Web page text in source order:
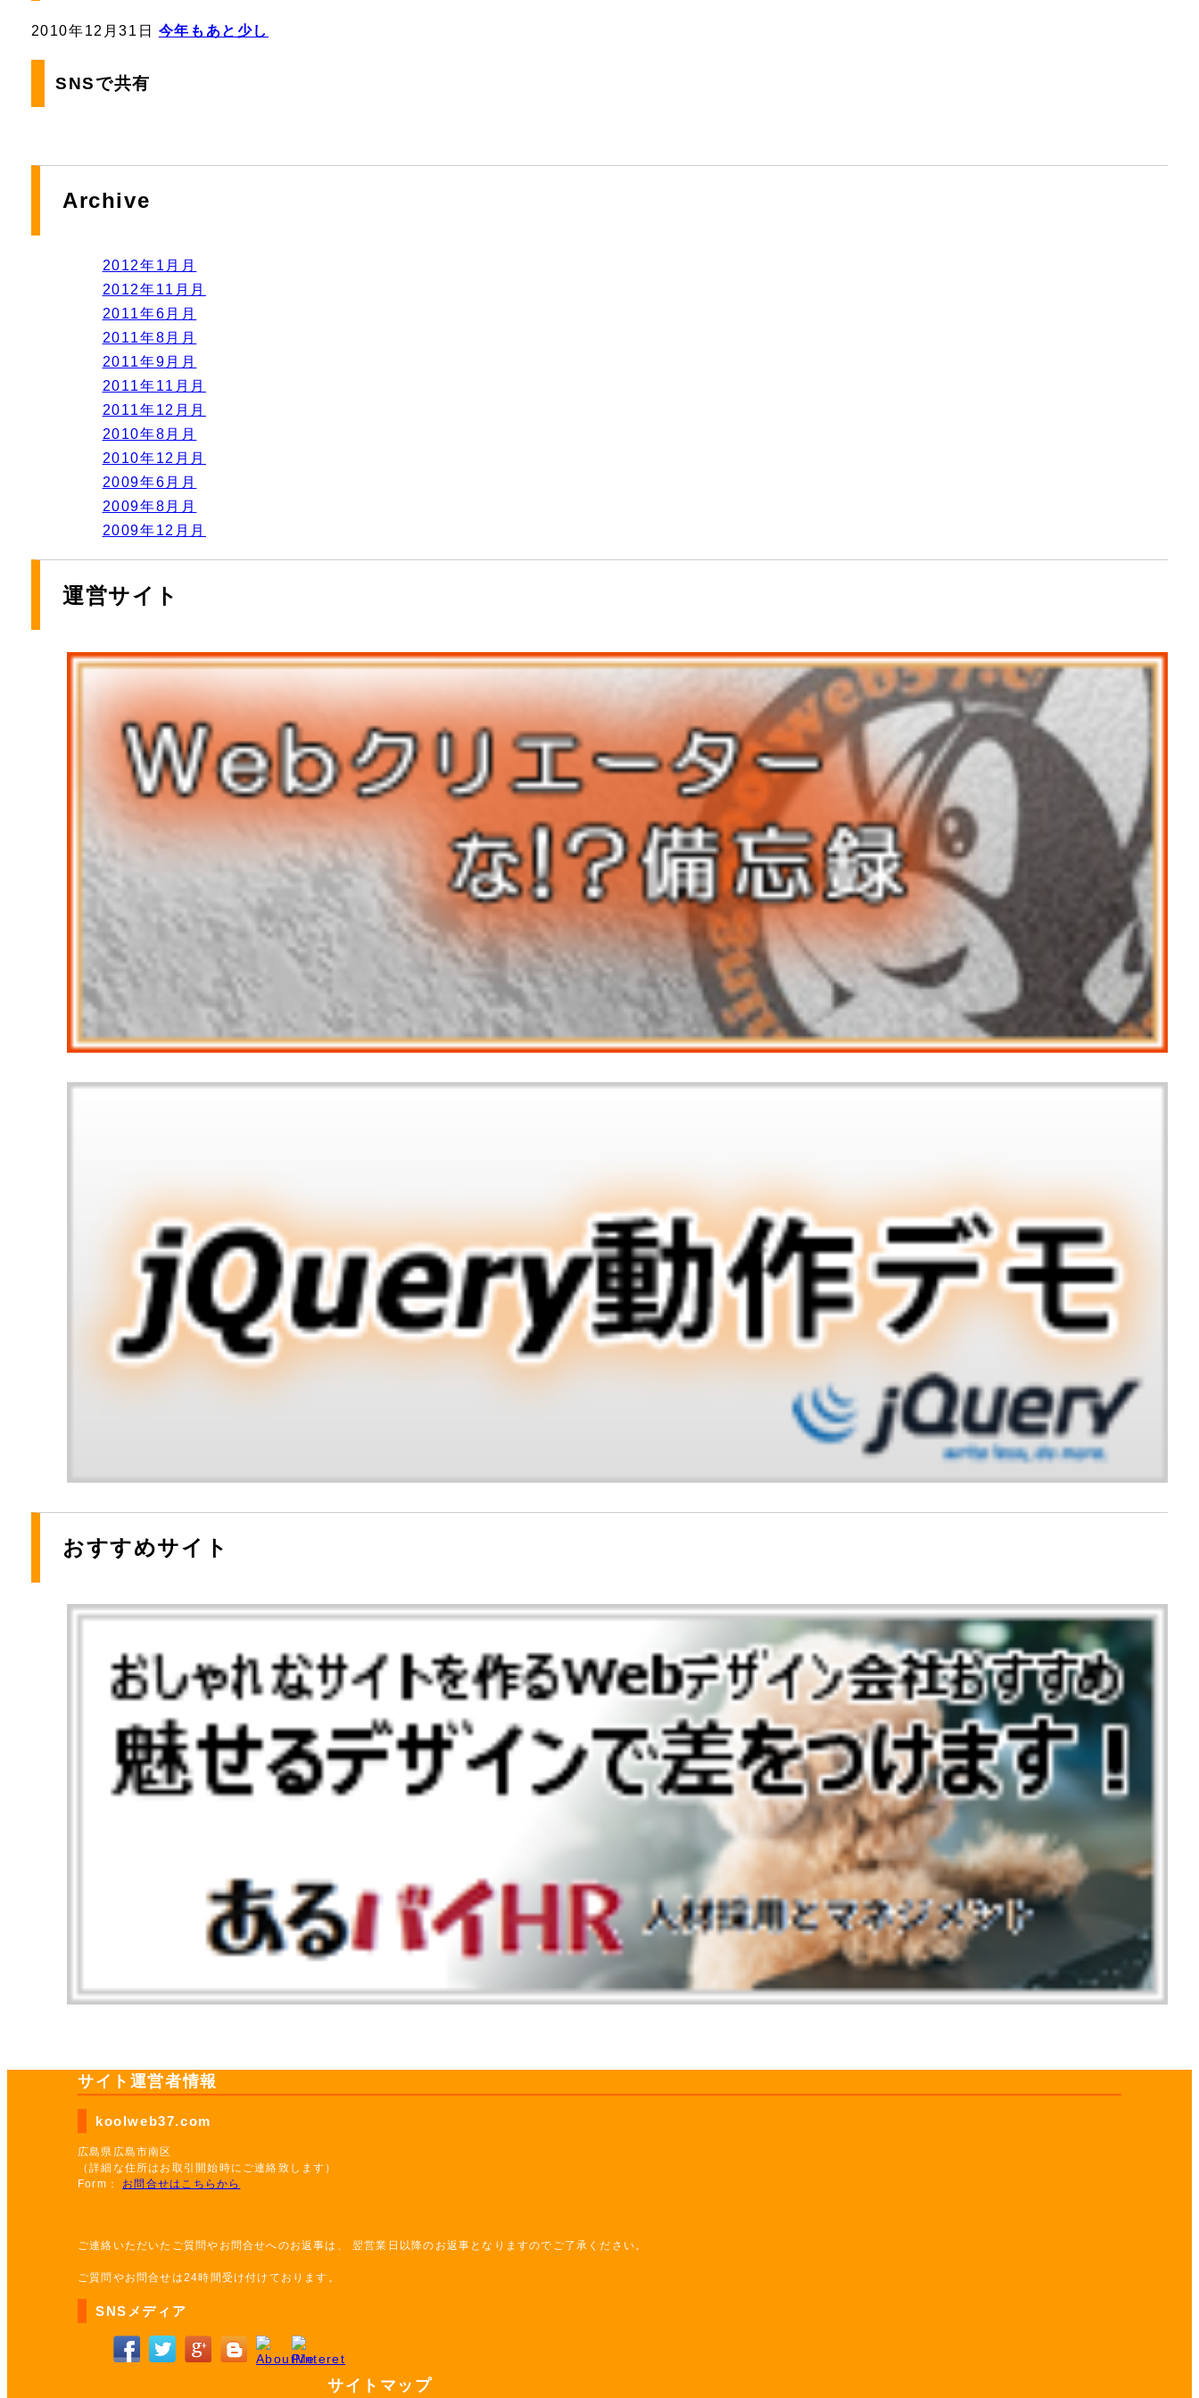
2010年12月31日 今年もあと少し
SNSで共有
Archive
2012年1月月
2012年11月月
2011年6月月
2011年8月月
2011年9月月
2011年11月月
2011年12月月
2010年8月月
2010年12月月
2009年6月月
2009年8月月
2009年12月月
運営サイト
おすすめサイト
サイト運営者情報
koolweb37.com
広島県広島市南区
（詳細な住所はお取引開始時にご連絡致します）
Form： お問合せはこちらから
ご連絡いただいたご質問やお問合せへのお返事は、 翌営業日以降のお返事となりますのでご了承ください。
ご質問やお問合せは24時間受け付けております。
SNSメディア
サイトマップ